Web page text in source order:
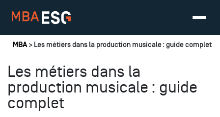
Vous êtes ici
MBA> Les métiers dans la production musicale : guide complet
Les métiers dans la
production musicale : guide
complet